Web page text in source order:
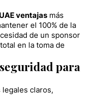
ventajas más
el 100% de la
de un sponsor
en la toma de
para
legales claros,